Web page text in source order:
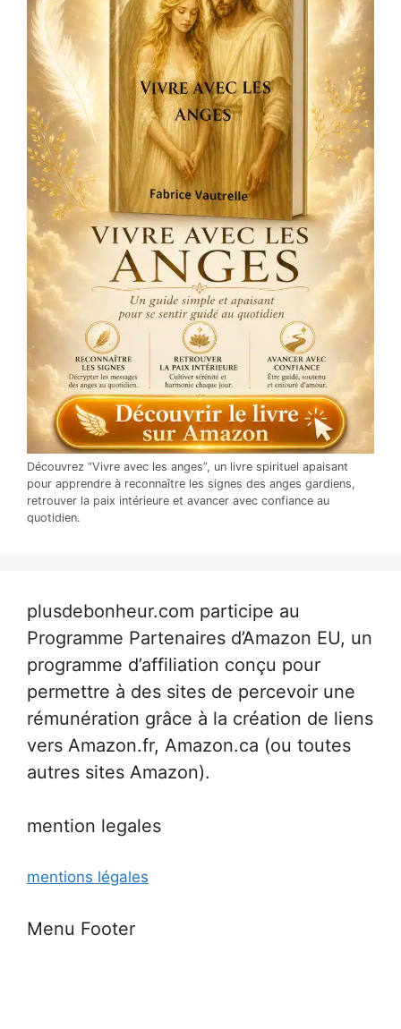
Découvrez “Vivre avec les anges”, un livre spirituel apaisant
pour apprendre à reconnaître les signes des anges gardiens,
retrouver la paix intérieure et avancer avec confiance au
quotidien.
plusdebonheur.com participe au
Programme Partenaires d’Amazon EU, un
programme d’affiliation conçu pour
permettre à des sites de percevoir une
rémunération grâce à la création de liens
vers Amazon.fr, Amazon.ca (ou toutes
autres sites Amazon).
mention legales
mentions légales
Menu Footer